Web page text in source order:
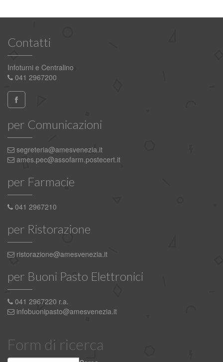
Contatti
Infoturni e Centralino
041 2967200
per Comunicazioni
segreteria@amesvenezia.it
ames.pec@assofarm.postecert.it
per Farmacie
041 2967210
per Ristorazione
ristorazione@amesvenezia.it
per Buoni Pasto Elettronici
041 2967220 r.a.
infobuonipasto@amesvenezia.it
Form di ricerca